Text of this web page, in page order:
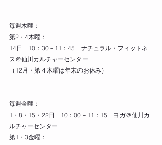
毎週木曜：
第2・4木曜：
14日　10：30－11：45　ナチュラル・フィットネ
ス＠仙川カルチャーセンター
（12月・第４木曜は年末のお休み）
毎週金曜：
1・8・15・22日　10：00－11：15　ヨガ＠仙川カ
ルチャーセンター
第1・3金曜：